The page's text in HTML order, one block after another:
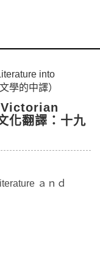
翻譯：十九
ａｎｄ